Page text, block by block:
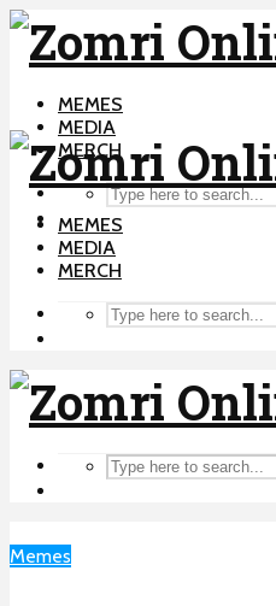
MEMES
MEDIA
MERCH
MEMES
MEDIA
MERCH
Memes